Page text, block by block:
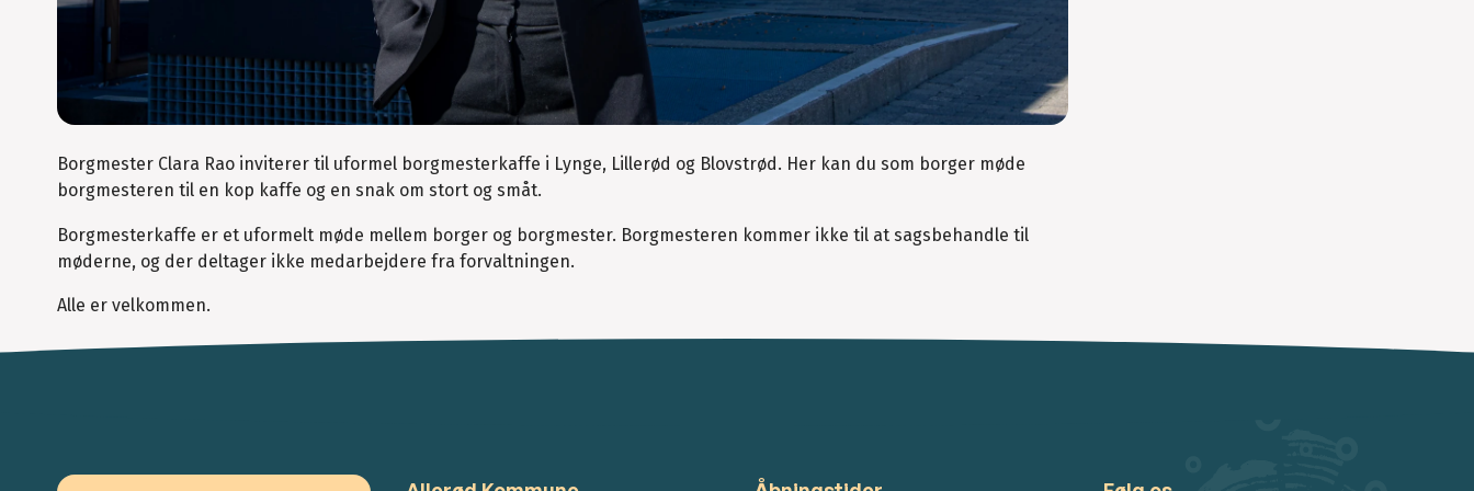
Borgmester Clara Rao inviterer til uformel borgmesterkaffe i Lynge, Lillerød og Blovstrød. Her kan du som borger møde
borgmesteren til en kop kaffe og en snak om stort og småt.
Borgmesterkaffe er et uformelt møde mellem borger og borgmester. Borgmesteren kommer ikke til at sagsbehandle til
møderne, og der deltager ikke medarbejdere fra forvaltningen.
Alle er velkommen.